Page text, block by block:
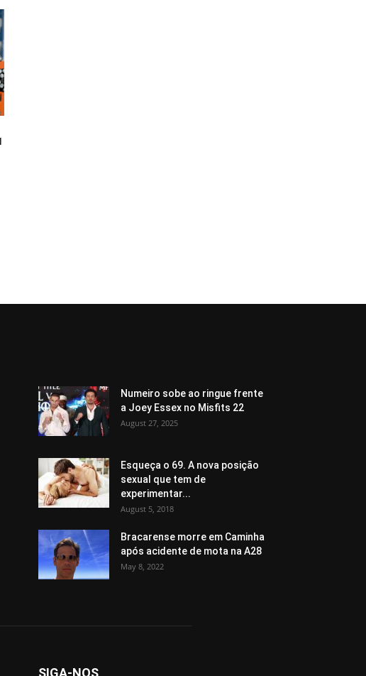
Numeiro sobe ao ringue frente
a Joey Essex no Misfits 22
August 27, 2025
Esqueça o 69. A nova posição
sexual que tem de
experimentar...
August 5, 2018
Bracarense morre em Caminha
após acidente de mota na A28
May 8, 2022
SIGA-NOS